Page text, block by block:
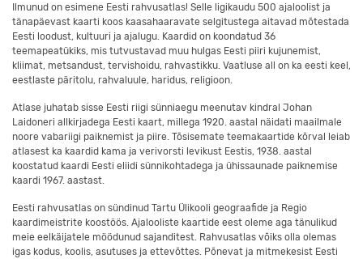
Ilmunud on esimene Eesti rahvusatlas! Selle ligikaudu 500 ajaloolist ja
tänapäevast kaarti koos kaasahaaravate selgitustega aitavad mõtestada
Eesti loodust, kultuuri ja ajalugu. Kaardid on koondatud 36
teemapeatükiks, mis tutvustavad muu hulgas Eesti piiri kujunemist,
kliimat, metsandust, tervishoidu, rahvastikku. Vaatluse all on ka eesti keel,
eestlaste päritolu, rahvaluule, haridus, religioon.
Atlase juhatab sisse Eesti riigi sünniaegu meenutav kindral Johan
Laidoneri allkirjadega Eesti kaart, millega 1920. aastal näidati maailmale
noore vabariigi paiknemist ja piire. Tõsisemate teemakaartide kõrval leiab
atlasest ka kaardid kama ja verivorsti levikust Eestis, 1938. aastal
koostatud kaardi Eesti eliidi sünnikohtadega ja ühissaunade paiknemise
kaardi 1967. aastast.
Eesti rahvusatlas on sündinud Tartu Ülikooli geograafide ja Regio
kaardimeistrite koostöös. Ajalooliste kaartide eest oleme aga tänulikud
meie eelkäijatele möödunud sajanditest. Rahvusatlas võiks olla olemas
igas kodus, koolis, asutuses ja ettevõttes. Põnevat ja mitmekesist Eesti